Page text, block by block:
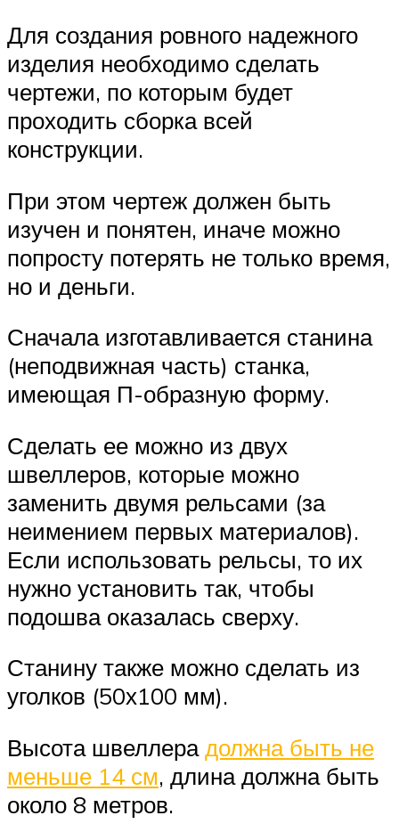
Для создания ровного надежного
изделия необходимо сделать
чертежи, по которым будет
проходить сборка всей
конструкции.
При этом чертеж должен быть
изучен и понятен, иначе можно
попросту потерять не только время,
но и деньги.
Сначала изготавливается станина
(неподвижная часть) станка,
имеющая П-образную форму.
Сделать ее можно из двух
швеллеров, которые можно
заменить двумя рельсами (за
неимением первых материалов).
Если использовать рельсы, то их
нужно установить так, чтобы
подошва оказалась сверху.
Станину также можно сделать из
уголков (50х100 мм).
Высота швеллерадолжна быть не
меньше 14 см, длина должна быть
около 8 метров.